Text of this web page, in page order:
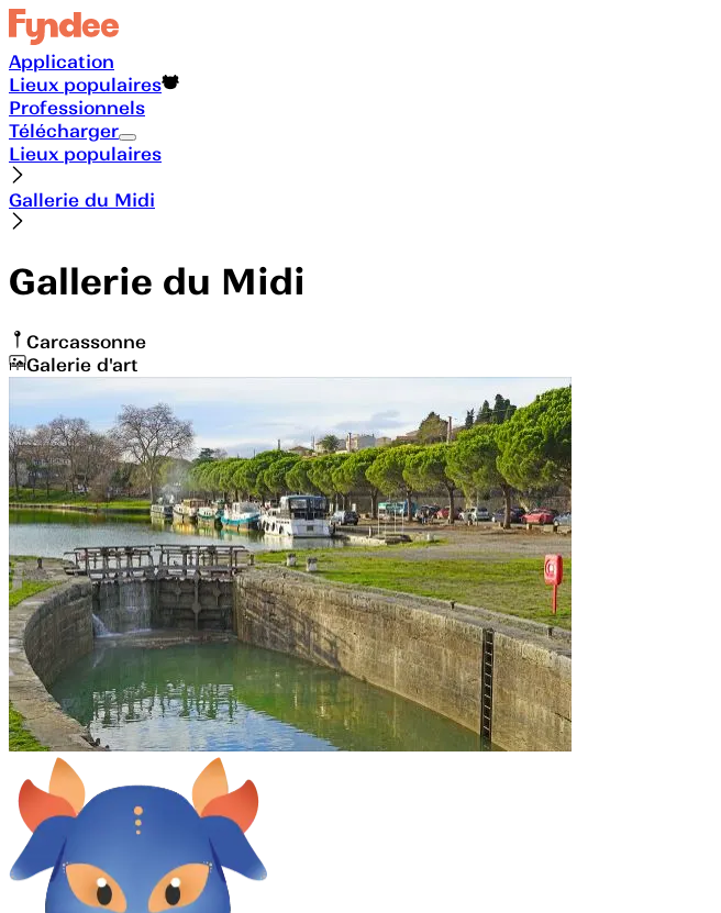
Application
Lieux populaires
Professionnels
Télécharger
Lieux populaires
Gallerie du Midi
Gallerie du Midi
Carcassonne
Galerie d'art